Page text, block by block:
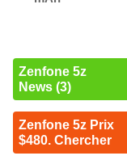
Zenfone 5z
News (3)
Zenfone 5z Prix
$480. Chercher